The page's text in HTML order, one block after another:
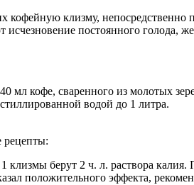
клизму, непосредственно
постоянного голода,
мл кофе, сваренного из молотых
водой до 1 литра.
рецепты:
берут 2 ч. л. раствора
положительного эффекта,